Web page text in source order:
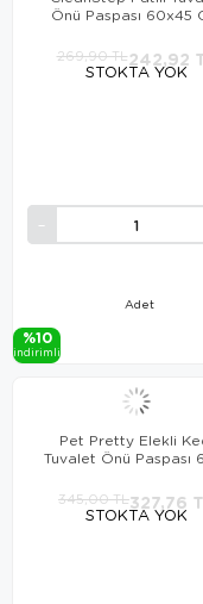
STOKTA YOK
Önü Paspası 60x45
Adet
242,92
269,90 TL
%10
i̇ndi̇ri̇mli̇
STOKTA YOK
Pet Pretty Elekli
Tuvalet Önü Paspası
327,76
345,00 TL